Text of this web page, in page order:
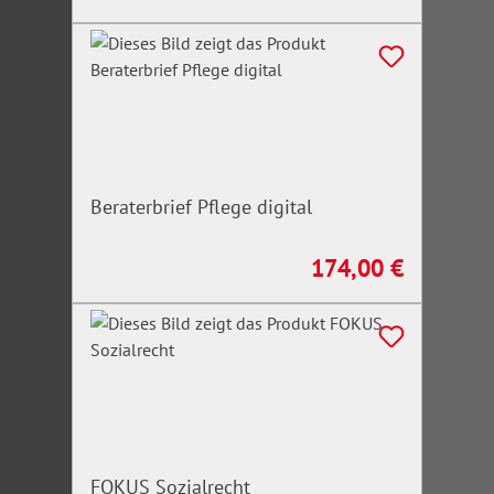
Beraterbrief Pflege digital
Regulärer Preis:
174,00 €
FOKUS Sozialrecht